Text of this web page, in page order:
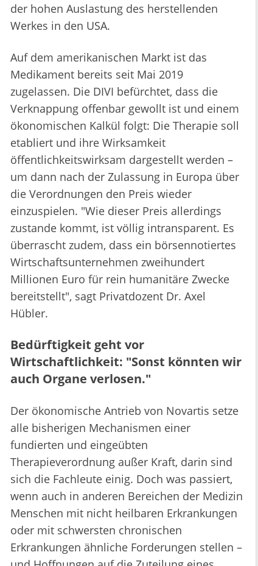
der hohen Auslastung des herstellenden
Werkes in den USA.
Auf dem amerikanischen Markt ist das
Medikament bereits seit Mai 2019
zugelassen. Die DIVI befürchtet, dass die
Verknappung offenbar gewollt ist und einem
ökonomischen Kalkül folgt: Die Therapie soll
etabliert und ihre Wirksamkeit
öffentlichkeitswirksam dargestellt werden –
um dann nach der Zulassung in Europa über
die Verordnungen den Preis wieder
einzuspielen. "Wie dieser Preis allerdings
zustande kommt, ist völlig intransparent. Es
überrascht zudem, dass ein börsennotiertes
Wirtschaftsunternehmen zweihundert
Millionen Euro für rein humanitäre Zwecke
bereitstellt", sagt Privatdozent Dr. Axel
Hübler.
Bedürftigkeit geht vor
Wirtschaftlichkeit: "Sonst könnten wir
auch Organe verlosen."
Der ökonomische Antrieb von Novartis setze
alle bisherigen Mechanismen einer
fundierten und eingeübten
Therapieverordnung außer Kraft, darin sind
sich die Fachleute einig. Doch was passiert,
wenn auch in anderen Bereichen der Medizin
Menschen mit nicht heilbaren Erkrankungen
oder mit schwersten chronischen
Erkrankungen ähnliche Forderungen stellen –